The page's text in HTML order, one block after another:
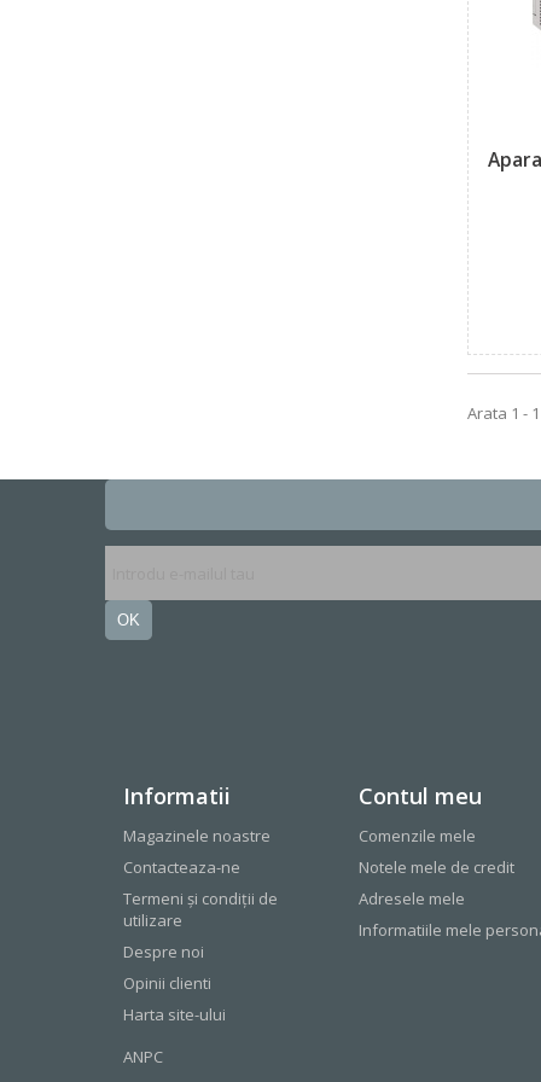
Arata 1 -
OK
Informatii
Magazinele noastre
Contacteaza-ne
Termeni și condiții de
utilizare
Despre noi
Opinii clienti
Harta site-ului
ANPC
Contul meu
Comenzile mele
Notele mele de credit
Adresele mele
Informatiile mele